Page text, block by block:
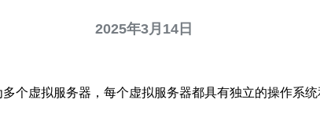
2025年3月14日
个虚拟服务器，每个虚拟服务器都具有独立的操作系